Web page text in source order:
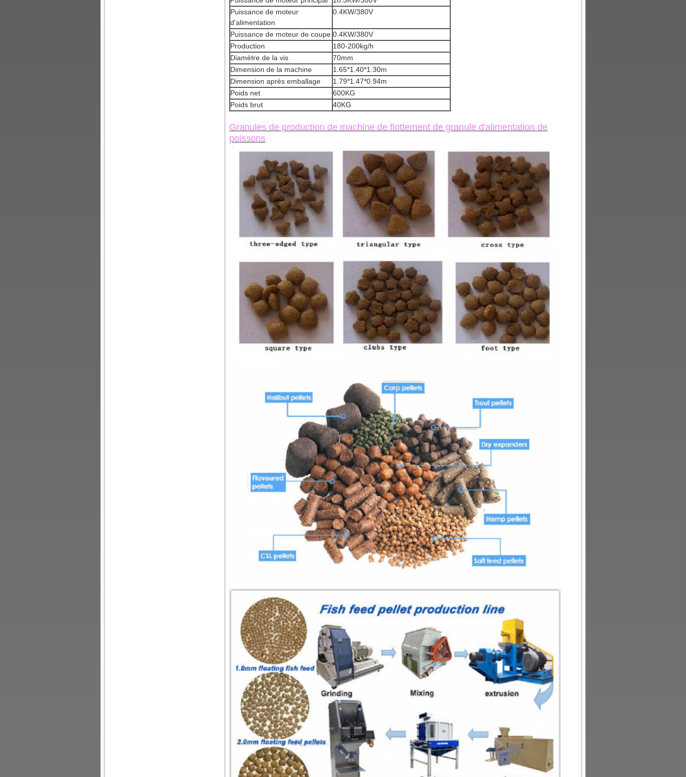
Puissance de moteur
d'alimentation
0.4KW/380V
Puissance de moteur de coupe 0.4KW/380V
Production
180-200kg/h
Diamètre de la vis
70mm
Dimension de la machine
1.65*1.40*1.30m
Dimension après emballage
1.79*1.47*0.94m
Poids net
600KG
Poids brut
40KG
Granules de production de machine de flottement de granule d'alimentation de
poissons